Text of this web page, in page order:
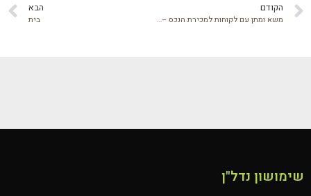
הקודם
משא ומתן עם לקוחות למכירת הנכס – יוהנה נדל”ן
הבא
בית
שימושון נדל"ן